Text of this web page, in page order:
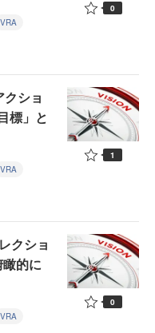
VRA
0
ショ
標」と
VRA
1
クショ
的に
VRA
0